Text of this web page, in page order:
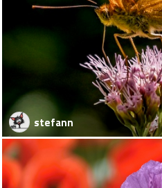
stefann